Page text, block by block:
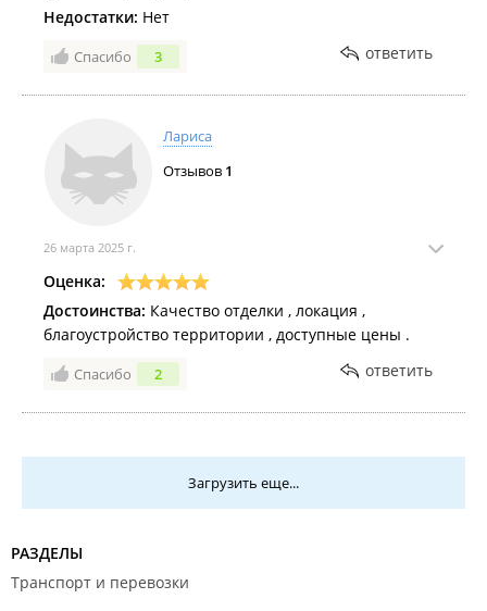
Недостатки: Нет
Спасибо 3 ответить
Лариса
Отзывов 1
26 марта 2025 г.
Оценка:
Достоинства: Качество отделки , локация ,
благоустройство территории , доступные цены .
Спасибо 2 ответить
Загрузить еще...
РАЗДЕЛЫ
Транспорт и перевозки